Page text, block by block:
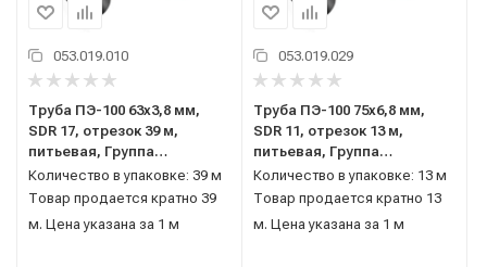
053.019.010
Труба ПЭ-100 63x3,8 мм,
SDR 17, отрезок 39 м,
питьевая, Группа
Полипластик
НЕКОНДИЦИЯ
Количество в упаковке: 39 м
Товар продается кратно 39
м. Цена указана за 1 м
053.019.029
Труба ПЭ-100 75x6,8 мм,
SDR 11, отрезок 13 м,
питьевая, Группа
Полипластик
НЕКОНДИЦИЯ
Количество в упаковке: 13 м
Товар продается кратно 13
м. Цена указана за 1 м